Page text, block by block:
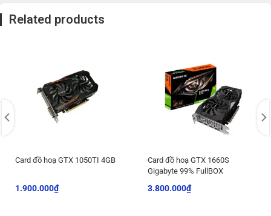
Related products
Card đồ hoạ GTX 1050TI 4GB
1.900.000₫
Card đồ hoạ GTX 1660S
Gigabyte 99% FullBOX
3.800.000₫